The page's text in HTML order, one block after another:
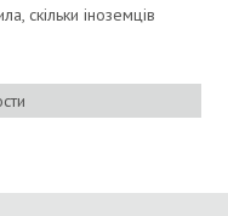
скільки іноземців